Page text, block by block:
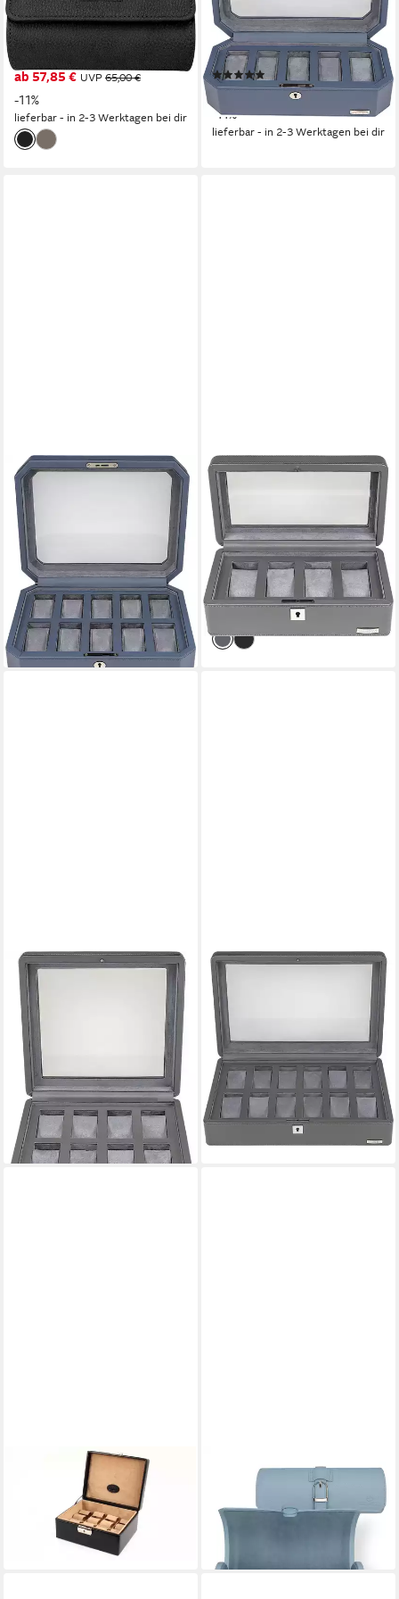
804001.09, Aufbewahrung,
Uhrenkasten, Ø max.50mm,
Armbanduhr, Geschenkidee
ab 57,85 € UVP 65,00 €
-11%
lieferbar - in 2-3 Werktagen bei dir
804010.05, Aufbewahrung,
Uhrenkasten, Ø max.40mm,
Armbanduhr, Geschenkidee
(1)
ab 97,01 € UVP109,00 €
-11%
lieferbar - in 2-3 Werktagen bei dir
WINDROSE
Uhrenbox Tempora,
804011.05, Aufbewahrung,
Uhrenkasten, Ø max.40mm,
Armbanduhr, Geschenkidee
ab 132,61 € UVP149,00 €
-11%
lieferbar - in 2-3 Werktagen bei dir
WINDROSE
Uhrenbox Tempora,
804020.07, Aufbewahrung,
Uhrenkasten, Ø max.40mm,
Armbanduhr, Geschenkidee
ab 88,11 €
UVP 99,00 €
-11%
lieferbar - in 2-3 Werktagen bei dir
WINDROSE
Uhrenbox Tempora,
804021.07, Aufbewahrung,
Uhrenkasten, Ø max.40mm,
Armbanduhr, Geschenkidee
ab 150,41 €
-11%
lieferbar - in 2-3 Werktagen bei dir
WINDROSE
Uhrenbox Tempora,
804022.07, Aufbewahrung,
Uhrenkasten, Ø max.40mm,
Armbanduhr, Geschenkidee
ab 150,41 € UVP169,00 €
-11%
lieferbar - in 2-3 Werktagen bei dir
Schmuckkoffer Watch Safe
89,00 €
lieferbar - in 2-3 Werktagen bei dir
WINDROSE
Uhrenrolle Marvella
ab 62,76 €
lieferbar - in 2-3 Werktagen bei dir